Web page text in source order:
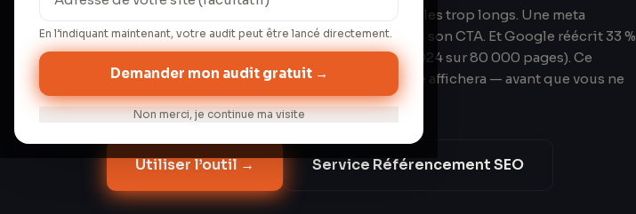
En l’indiquant maintenant, votre audit peut être lancé directement.
Demander mon audit gratuit →
Non merci, je continue ma visite
obtiennent un CTR supérieur de 8,6 % aux titles trop longs. Une meta
description coupée au mauvais endroit perd son CTA. Et Google réécrit 33 %
des titles qu'il juge mal optimisés (Zyppy, 2024 sur 80 000 pages). Ce
simulateur affiche exactement ce que Google affichera — avant que vous ne
publiiez.
Utiliser l’outil → Service Référencement SEO